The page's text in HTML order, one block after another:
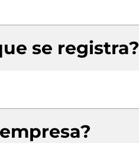
se registra?